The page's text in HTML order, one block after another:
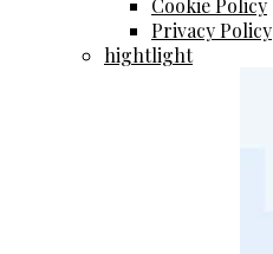
Cookie Policy
Privacy Policy
hightlight